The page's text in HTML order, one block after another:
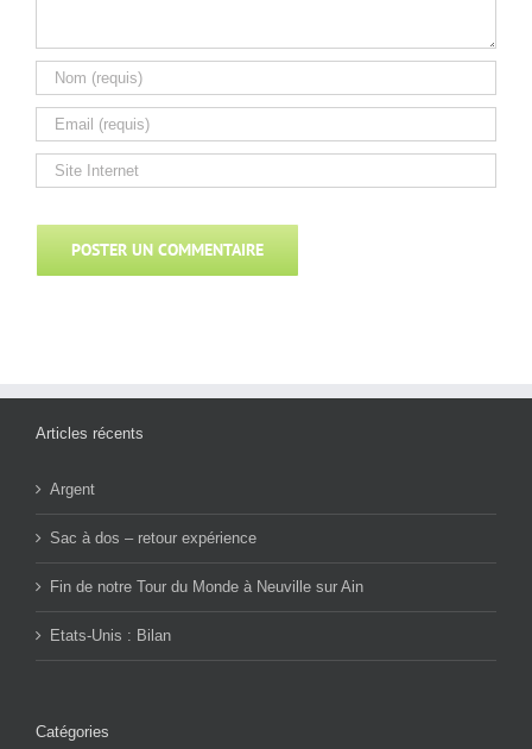
Articles récents
Argent
Sac à dos – retour expérience
Fin de notre Tour du Monde à Neuville sur Ain
Etats-Unis : Bilan
Catégories